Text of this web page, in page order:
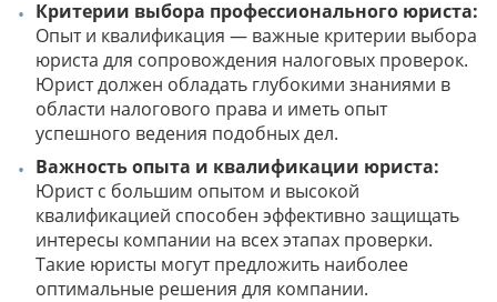
Критерии выбора профессионального юриста:
Опыт и квалификация — важные критерии выбора
юриста для сопровождения налоговых проверок.
Юрист должен обладать глубокими знаниями в
области налогового права и иметь опыт
успешного ведения подобных дел.
Важность опыта и квалификации юриста:
Юрист с большим опытом и высокой
квалификацией способен эффективно защищать
интересы компании на всех этапах проверки.
Такие юристы могут предложить наиболее
оптимальные решения для компании.